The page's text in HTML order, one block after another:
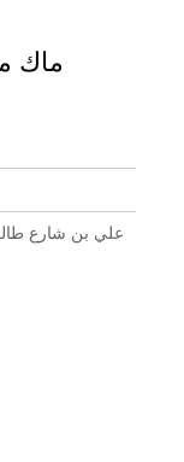
ماك
علي بن شارع